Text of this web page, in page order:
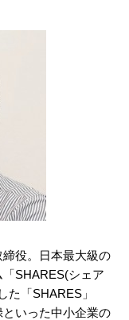
役。日本最大級の
SHARES(シェア
た「SHARES」
いった中小企業の